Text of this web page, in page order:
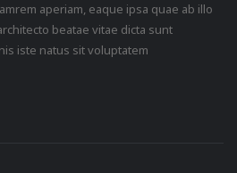
aperiam, eaque ipsa quae ab illo
beatae vitae dicta sunt
iste natus sit voluptatem